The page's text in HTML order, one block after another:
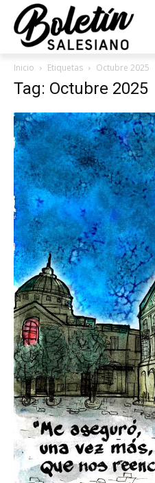
Inicio Etiquetas Octubre 2025
Tag: Octubre 2025